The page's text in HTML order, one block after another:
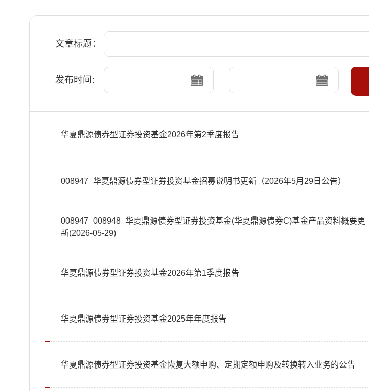
文章标题：
发布时间:
华夏鼎源债券型证券投资基金2026年第2季度报告
008947_华夏鼎源债券型证券投资基金招募说明书更新（2026年5月29日公告）
008947_008948_华夏鼎源债券型证券投资基金(华夏鼎源债券C)基金产品资料概要更
新(2026-05-29)
华夏鼎源债券型证券投资基金2026年第1季度报告
华夏鼎源债券型证券投资基金2025年年度报告
华夏鼎源债券型证券投资基金恢复大额申购、定期定额申购及转换转入业务的公告